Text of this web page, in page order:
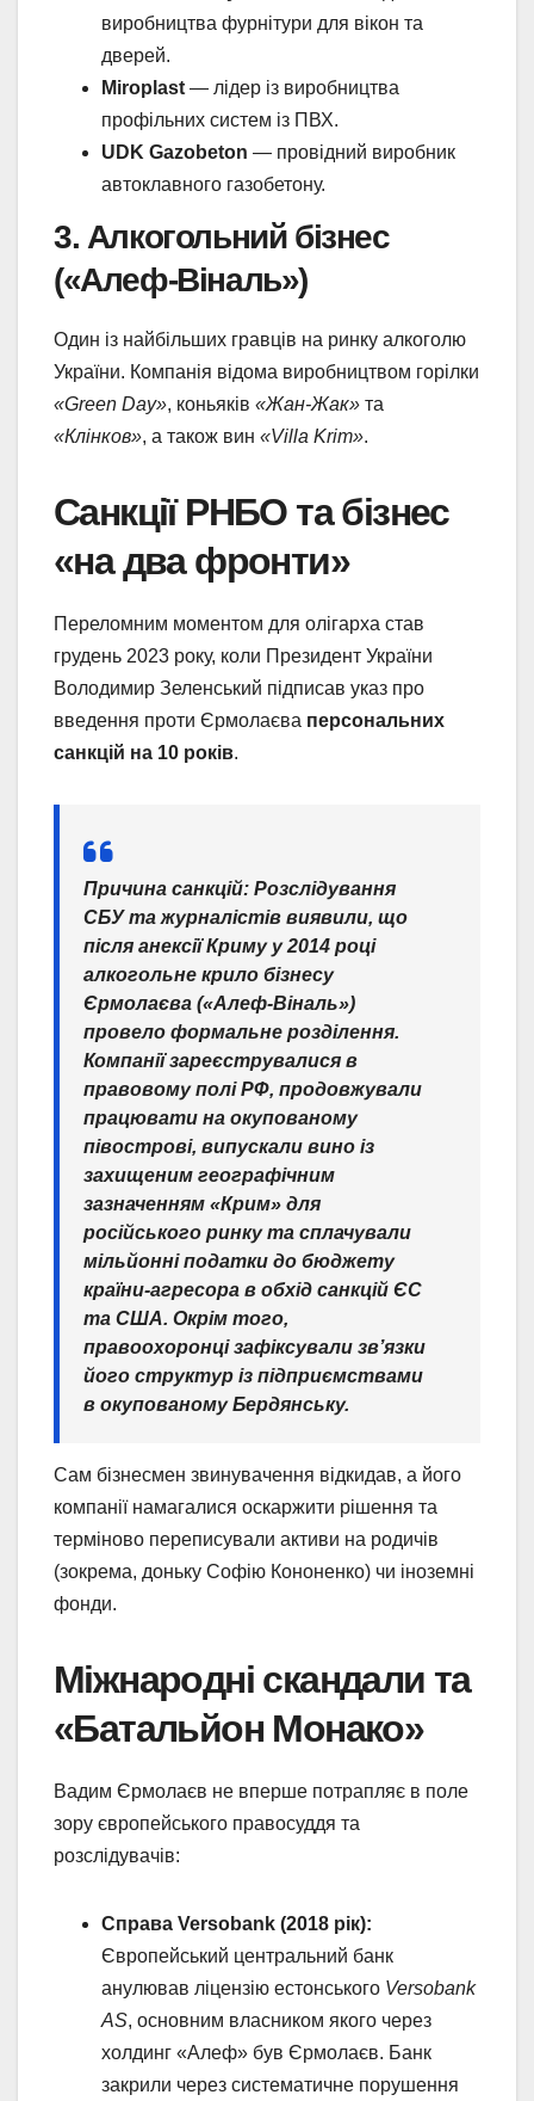
виробництва фурнітури для вікон та
дверей.
Miroplast— лідер із виробництва
профільних систем із ПВХ.
UDK Gazobeton — провідний виробник
автоклавного газобетону.
3. Алкогольний бізнес
(«Алеф-Віналь»)
Один із найбільших гравців на ринку алкоголю
України. Компанія відома виробництвом горілки
«Green Day», коньяків «Жан-Жак» та
«Клінков», а також вин «Villa Krim».
Санкції РНБО та бізнес
«на два фронти»
Переломним моментом для олігарха став
грудень 2023 року, коли Президент України
Володимир Зеленський підписав указ про
введення проти Єрмолаєва персональних
санкцій на 10 років.
Причина санкцій: Розслідування
СБУ та журналістів виявили, що
після анексії Криму у 2014 році
алкогольне крило бізнесу
Єрмолаєва («Алеф-Віналь»)
провело формальне розділення.
Компанії зареєструвалися в
правовому полі РФ, продовжували
працювати на окупованому
півострові, випускали вино із
захищеним географічним
зазначенням «Крим» для
російського ринку та сплачували
мільйонні податки до бюджету
країни-агресора в обхід санкцій ЄС
та США. Окрім того,
правоохоронці зафіксували зв’язки
його структур із підприємствами
в окупованому Бердянську.
Сам бізнесмен звинувачення відкидав, а його
компанії намагалися оскаржити рішення та
терміново переписували активи на родичів
(зокрема, доньку Софію Кононенко) чи іноземні
фонди.
Міжнародні скандали та
«Батальйон Монако»
Вадим Єрмолаєв не вперше потрапляє в поле
зору європейського правосуддя та
розслідувачів:
Справа Versobank (2018 рік):
Європейський центральний банк
анулював ліцензію естонського Versobank
AS, основним власником якого через
холдинг «Алеф» був Єрмолаєв. Банк
закрили через систематичне порушення